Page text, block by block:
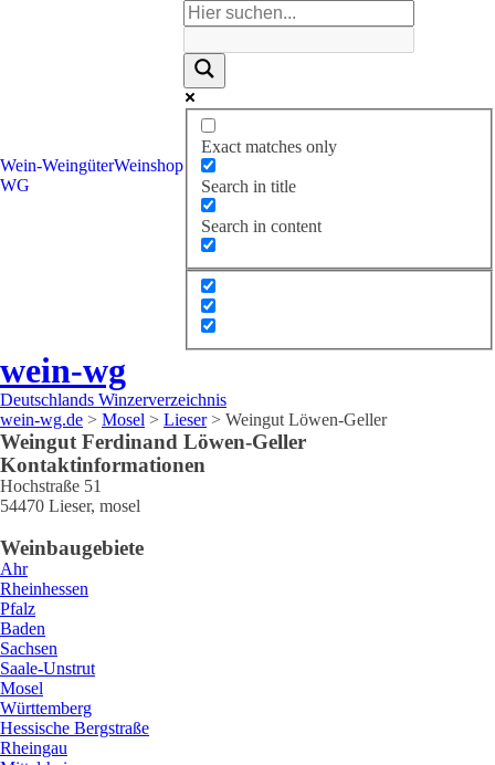
Wein-
WG
WeingüterWeinshop
Exact matches only
Search in title
Search in content
wein-wg
Deutschlands Winzerverzeichnis
wein-wg.de > Mosel > Lieser> Weingut Löwen-Geller
Weingut Ferdinand Löwen-Geller
Kontaktinformationen
Hochstraße 51
54470 Lieser, mosel
Weinbaugebiete
Ahr
Rheinhessen
Pfalz
Baden
Sachsen
Saale-Unstrut
Mosel
Württemberg
Hessische Bergstraße
Rheingau